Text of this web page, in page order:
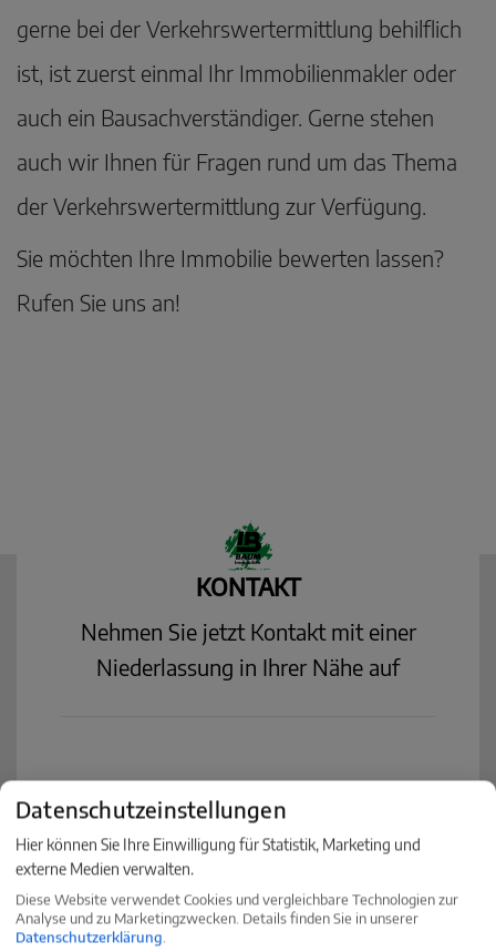
gerne bei der Verkehrswertermittlung behilflich
ist, ist zuerst einmal Ihr Immobilienmakler oder
auch ein Bausachverständiger. Gerne stehen
auch wir Ihnen für Fragen rund um das Thema
der Verkehrswertermittlung zur Verfügung.
Sie möchten Ihre Immobilie bewerten lassen?
Rufen Sie uns an!
KONTAKT
Nehmen Sie jetzt Kontakt mit einer
Niederlassung in Ihrer Nähe auf
Villingen-Schwenningen
Villinger Straße 91
78054 Villingen-Schwenningen
+49 (0) 77 20 - 85 83 90
Datenschutzeinstellungen
Hier können Sie Ihre Einwilligung für Statistik, Marketing und
externe Medien verwalten.
Diese Website verwendet Cookies und vergleichbare Technologien zur
Analyse und zu Marketingzwecken. Details finden Sie in unserer
Datenschutzerklärung.